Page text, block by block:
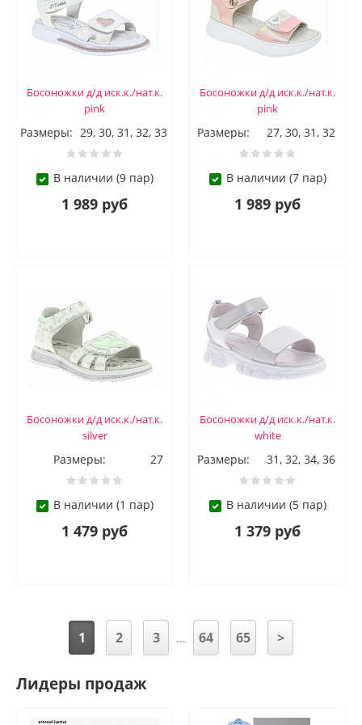
Босоножки д/д иск.к./нат.к.
pink
Размеры: 29, 30, 31, 32, 33
В наличии (9 пар)
1 989 руб
Босоножки д/д иск.к./нат.к.
pink
Размеры: 27, 30, 31, 32
В наличии (7 пар)
1 989 руб
Босоножки д/д иск.к./нат.к.
silver
Размеры: 27
В наличии (1 пар)
1 479 руб
Босоножки д/д иск.к./нат.к.
white
Размеры: 31, 32, 34, 36
В наличии (5 пар)
1 379 руб
1 2 3 ... 64 65 >
Лидеры продаж